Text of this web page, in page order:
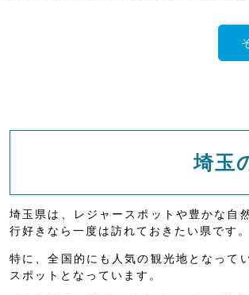
埼玉
埼玉県は、レジャースポットや豊かな自
行好きなら一度は訪れておきたい県です。
特に、全国的にも人気の観光地となって
スポットとなっています。